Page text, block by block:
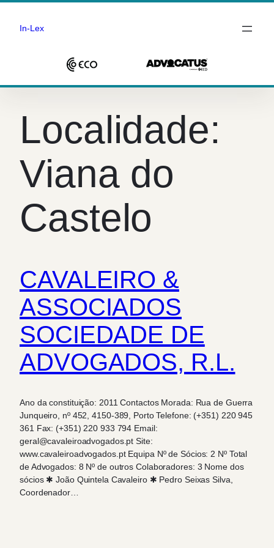
Saltar
In-Lex
Localidade:
Viana do
Castelo
CAVALEIRO &
ASSOCIADOS
SOCIEDADE DE
ADVOGADOS, R.L.
Ano da constituição: 2011 Contactos Morada: Rua de Guerra
Junqueiro, nº 452, 4150-389, Porto Telefone: (+351) 220 945
361 Fax: (+351) 220 933 794 Email:
geral@cavaleiroadvogados.pt Site:
www.cavaleiroadvogados.pt Equipa Nº de Sócios: 2 Nº Total
de Advogados: 8 Nº de outros Colaboradores: 3 Nome dos
sócios ✱ João Quintela Cavaleiro ✱ Pedro Seixas Silva,
Coordenador…